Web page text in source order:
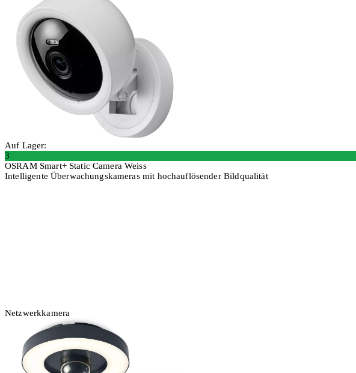
Auf Lager:
3
OSRAM Smart+ Static Camera Weiss
Intelligente Überwachungskameras mit hochauflösender Bildqualität
Netzwerkkamera